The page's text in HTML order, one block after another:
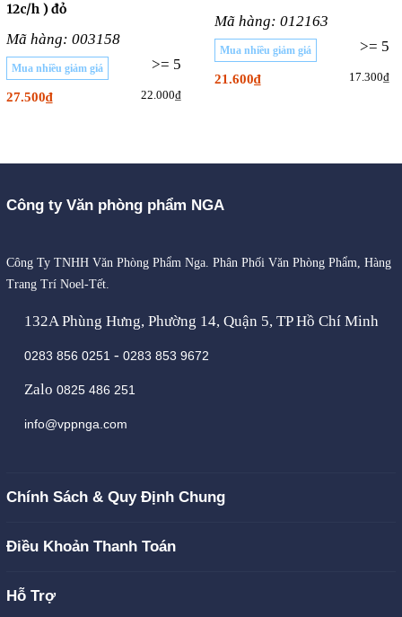
12c/h ) đỏ
Mã hàng: 003158
>= 5
Mua nhiều giảm giá
27.500₫ 22.000₫
Mã hàng: 012163
>= 5
Mua nhiều giảm giá
21.600₫ 17.300₫
Công ty Văn phòng phẩm NGA
Công Ty TNHH Văn Phòng Phẩm Nga. Phân Phối Văn Phòng Phẩm, Hàng
Trang Trí Noel-Tết.
132A Phùng Hưng, Phường 14, Quận 5, TP Hồ Chí Minh
0283 856 0251 - 0283 853 9672
Zalo 0825 486 251
info@vppnga.com
Chính Sách & Quy Định Chung
Điều Khoản Thanh Toán
Hỗ Trợ